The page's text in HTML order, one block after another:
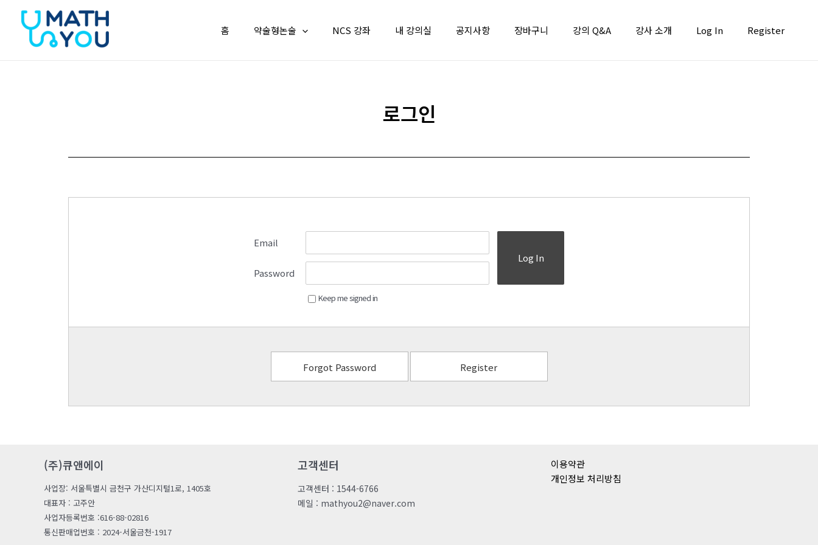
건너뛰기
홈 약술형논술 NCS 강좌 내 강의실 공지사항 장바구니 강의 Q&A 강사 소개 Log In Register
로그인
Email
Password
Keep me signed in
Log In
Forgot Password Register
(주)큐앤에이
사업장: 서울특별시 금천구 가산디지털1로, 1405호
대표자 : 고주안
사업자등록번호 :616-88-02816
통신판매업번호 : 2024-서울금천-1917
고객센터
고객센터 : 1544-6766
메일 : mathyou2@naver.com
이용약관
개인정보 처리방침